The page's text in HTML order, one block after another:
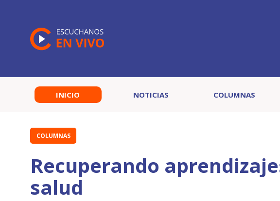
INICIO NOTICIAS COLUMNAS
COLUMNAS
Recuperando
salud